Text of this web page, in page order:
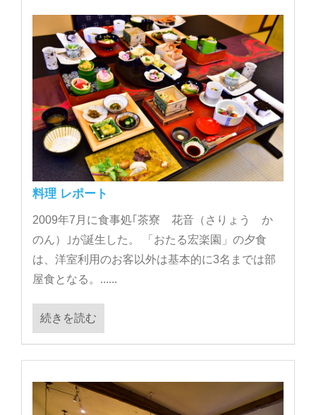
料理 レポート
2009年7月に食事処｢茶寮 花音（さりょう か
のん）｣が誕生した。 「おたる宏楽園」の夕食
は、洋室利用のお客以外は基本的に3名までは部
屋食となる。......
続きを読む